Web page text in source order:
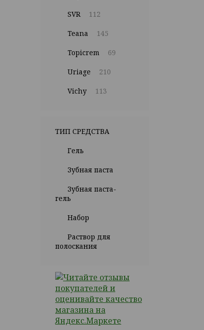
SVR 112
Teana 145
Topicrem 69
Uriage 210
Vichy 113
ТИП СРЕДСТВА
Гель
Зубная паста
Зубная паста-
гель
Набор
Раствор для
полоскания